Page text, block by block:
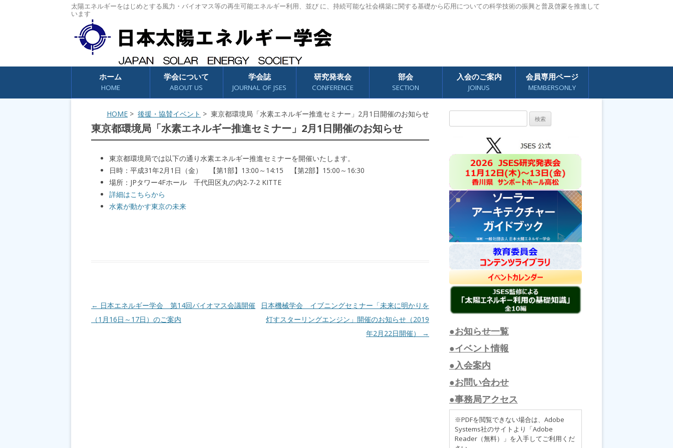
太陽エネルギーをはじめとする風力・バイオマス等の再生可能エネルギー利用、並び に、持続可能な社会構築に関する基礎から応用についての科学技術の振興と普及啓蒙を推進して
います
コンテンツへスキップ
ホーム
HOME
学会について
ABOUT US
学会誌
JOURNAL OF JSES
研究発表会
CONFERENCE
部会
SECTION
入会のご案内
JOINUS
会員専用ページ
MEMBERSONLY
HOME > 後援・協賛イベント > 東京都環境局「水素エネルギー推進セミナー」2月1日開催のお知らせ
東京都環境局「水素エネルギー推進セミナー」2月1日開催のお知らせ
東京都環境局では以下の通り水素エネルギー推進セミナーを開催いたします。
日時：平成31年2月1日（金） 【第1部】13:00～14:15 【第2部】15:00～16:30
場所：JPタワー4Fホール 千代田区丸の内2-7-2 KITTE
詳細はこちらから
水素が動かす東京の未来
投稿ナビゲーション
← 日本エネルギー学会 第14回バイオマス会議開催
（1月16日～17日）のご案内
日本機械学会 イブニングセミナー「未来に明かりを
灯すスターリングエンジン」開催のお知らせ（2019
年2月22日開催）
→
索:
●お知らせ一覧
●イベント情報
●入会案内
●お問い合わせ
●事務局アクセス
※PDFを閲覧できない場合は、Adobe
Systems社のサイトより「Adobe
Reader（無料）」を入手してご利用くだ